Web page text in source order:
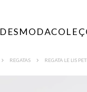
MODA
REGATAS REGATA LE LIS